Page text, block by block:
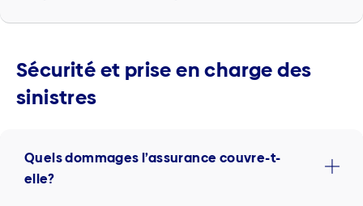
Sécurité et prise en charge des
sinistres
Quels dommages l’assurance couvre-t-
elle?